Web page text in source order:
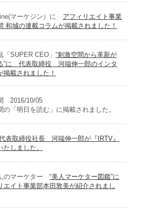
マーケジン）に アフィリエイト事業
城の連載コラムが掲載されました！
「SUPER CEO」 “刺激空間から革新が
”に 代表取締役 河端伸一郎のインタ
掲載されました！
2016/10/05
の「明日を読む」に掲載されました。
表取締役社長 河端伸一郎が『IRTV』
たしました。
のマーケター “美人マーケター図鑑”に
エイト事業部本田敦美が紹介されまし